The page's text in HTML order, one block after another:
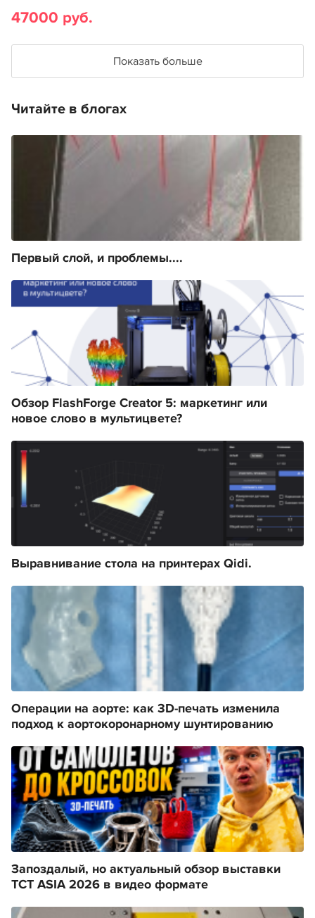
47000 руб.
Показать больше
Читайте в блогах
Первый слой, и проблемы....
Обзор FlashForge Creator 5: маркетинг или
новое слово в мультицвете?
Выравнивание стола на принтерах Qidi.
Операции на аорте: как 3D-печать изменила
подход к аортокоронарному шунтированию
Запоздалый, но актуальный обзор выставки
TCT ASIA 2026 в видео формате